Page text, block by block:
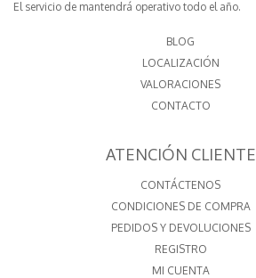
El servicio de mantendrá operativo todo el año.
BLOG
LOCALIZACIÓN
VALORACIONES
CONTACTO
ATENCIÓN CLIENTE
CONTÁCTENOS
CONDICIONES DE COMPRA
PEDIDOS Y DEVOLUCIONES
REGISTRO
MI CUENTA